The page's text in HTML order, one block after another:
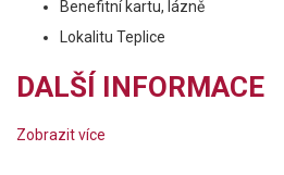
Benefitní kartu, lázně
Lokalitu Teplice
DALŠÍ INFORMACE
Zobrazit více